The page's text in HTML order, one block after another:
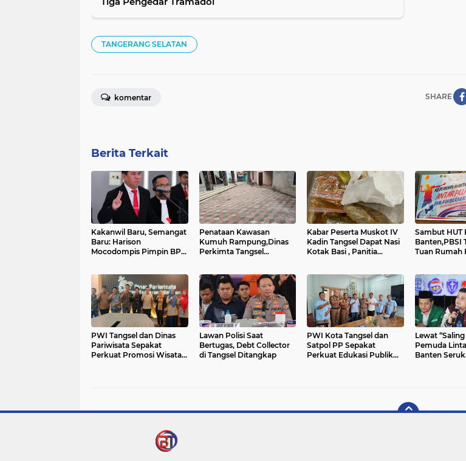
TANGERANG SELATAN
SHARE
komentar
Berita Terkait
Kakanwil Baru, Semangat
Baru: Harison
Mocodompis Pimpin BPN
Penataan Kawasan
Kumuh Rampung,Dinas
Perkimta Tangsel
Kabar Peserta Muskot IV
Kadin Tangsel Dapat Nasi
Kotak Basi , Panitia
Sambut HUT
Banten,PBSI
Tuan Rumah
PWI Tangsel dan Dinas
Pariwisata Sepakat
Perkuat Promosi Wisata
Lawan Polisi Saat
Bertugas, Debt Collector
di Tangsel Ditangkap
PWI Kota Tangsel dan
Satpol PP Sepakat
Perkuat Edukasi Publik
Lewat “Saling
Pemuda
Banten